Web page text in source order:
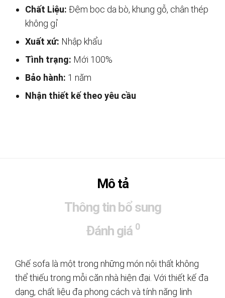
Chất Liệu: Đệm bọc da bò, khung gỗ, chân thép
không gỉ
Xuất xứ: Nhập khẩu
Tình trạng: Mới 100%
Bảo hành: 1 năm
Nhận thiết kế theo yêu cầu
Mô tả
Thông tin bổ sung
Đánh giá 0
Ghế sofa là một trong những món nội thất không
thể thiếu trong mỗi căn nhà hiện đại. Với thiết kế đa
dạng, chất liệu đa phong cách và tính năng linh